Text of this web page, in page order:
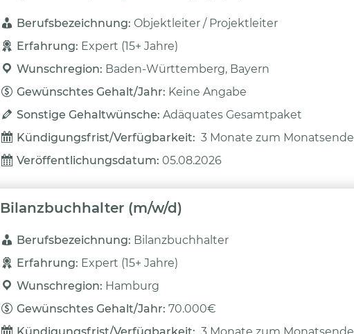
Berufsbezeichnung: Objektleiter / Projektleiter
Erfahrung: Expert (15+ Jahre)
Wunschregion: Baden-Württemberg, Bayern
Gewünschtes Gehalt/Jahr: Keine Angabe
Sonstige Gehaltwünsche: Adäquates Gesamtpaket
Kündigungsfrist/Verfügbarkeit: 3 Monate zum Monatsende
Veröffentlichungsdatum: 05.08.2026
Bilanzbuchhalter (m/w/d)
Berufsbezeichnung: Bilanzbuchhalter
Erfahrung: Expert (15+ Jahre)
Wunschregion: Hamburg
Gewünschtes Gehalt/Jahr: 70.000€